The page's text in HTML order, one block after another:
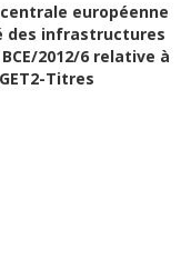
centrale européenne
des infrastructures
2012/6 relative à
Titres